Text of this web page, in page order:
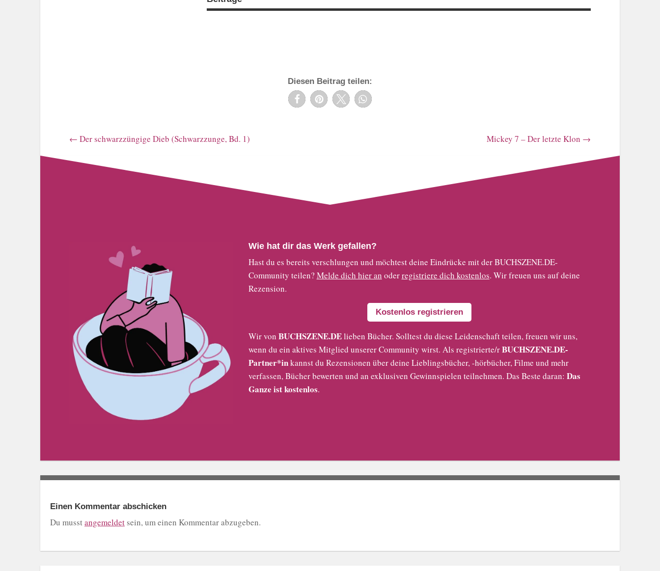
Diesen Beitrag teilen:
← Der schwarzzüngige Dieb (Schwarzzunge, Bd. 1) Mickey 7 – Der letzte Klon →
Wie hat dir das Werk gefallen?
Hast du es bereits verschlungen und möchtest deine Eindrücke mit der BUCHSZENE.DE-
Community teilen? Melde dich hier an oderregistriere dich kostenlos. Wir freuen uns auf deine
Rezension.
Kostenlos registrieren
Wir von BUCHSZENE.DElieben Bücher. Solltest du diese Leidenschaft teilen, freuen wir uns,
wenn du ein aktives Mitglied unserer Community wirst. Als registrierte/rBUCHSZENE.DE-
Partner*inkannst du Rezensionen über deine Lieblingsbücher, -hörbücher, Filme und mehr
verfassen, Bücher bewerten und an exklusiven Gewinnspielen teilnehmen. Das Beste daran: Das
Ganze ist kostenlos.
Einen Kommentar abschicken
Du musstangemeldet sein, um einen Kommentar abzugeben.